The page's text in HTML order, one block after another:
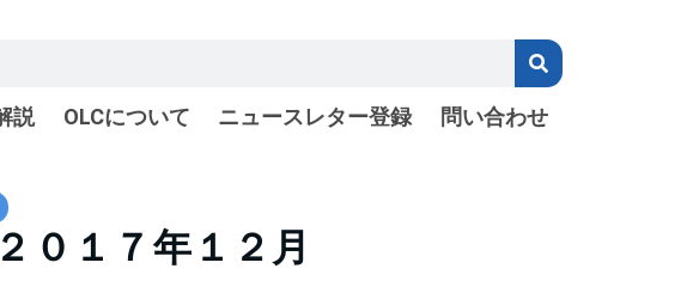
説 OLCについて ニュースレター登録 問い合わせ
０１７年１２月